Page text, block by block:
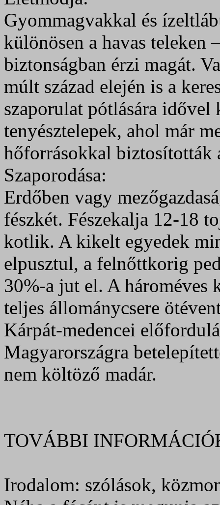
Gyommagvakkal és
különösen a havas teleken
biztonságban érzi magát.
múlt század elején is a
szaporulat pótlására
tenyésztelepek, ahol már
hőforrásokkal biztosították
Szaporodása:
Erdőben vagy
fészkét. Fészekalja 12-18
kotlik. A kikelt egyedek
elpusztul, a felnőttkorig
30%-a jut el. A hároméves
teljes állománycsere
Kárpát-medencei
Magyarországra
nem költöző madár.
TOVÁBBI
Irodalom: szólások,